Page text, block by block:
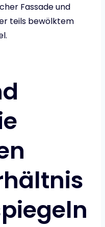
Fassade und
teils bewölktem